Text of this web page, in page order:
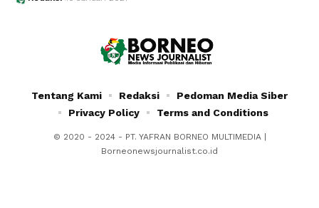
© 2020 - 2024 - PT. YAFRAN BORNEO MULTIMEDIA |
Borneonewsjournalist.co.id
Tentang Kami Redaksi
Pedoman Media Siber
Privacy Policy
Terms and Conditions